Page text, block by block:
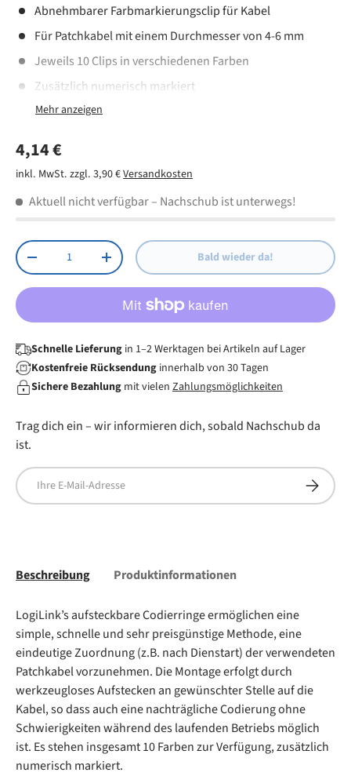
Abnehmbarer Farbmarkierungsclip für Kabel
Für Patchkabel mit einem Durchmesser von 4-6 mm
Jeweils 10 Clips in verschiedenen Farben
Zusätzlich numerisch markiert
Normaler Preis
4,14 €
inkl. MwSt. zzgl. 3,90 €Versandkosten
Aktuell nicht verfügbar– Nachschub ist unterwegs!
Anzahl
Menge verringernMenge erhöhen Bald wieder da!
Schnelle Lieferung in 1–2 Werktagen bei Artikeln auf Lager
Kostenfreie Rücksendung innerhalb von 30 Tagen
Sichere Bezahlung mit vielen Zahlungsmöglichkeiten
Trag dich ein – wir informieren dich, sobald Nachschub da
ist.
E-Mail
Beschreibung Produktinformationen
LogiLink’s aufsteckbare Codierringe ermöglichen eine
simple, schnelle und sehr preisgünstige Methode, eine
eindeutige Zuordnung (z.B. nach Dienstart) der verwendeten
Patchkabel vorzunehmen. Die Montage erfolgt durch
werkzeugloses Aufstecken an gewünschter Stelle auf die
Kabel, so dass auch eine nachträgliche Codierung ohne
Schwierigkeiten während des laufenden Betriebs möglich
ist. Es stehen insgesamt 10 Farben zur Verfügung, zusätzlich
numerisch markiert.